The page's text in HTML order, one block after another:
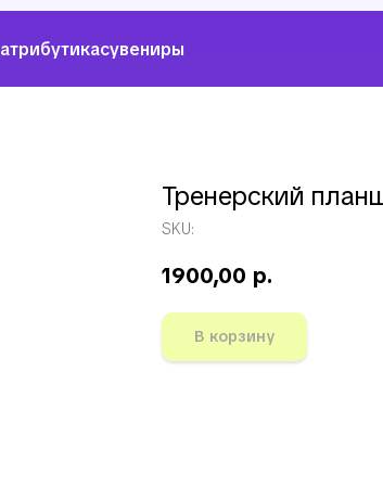
атрибутикасувениры
Тренерский
SKU:
1900,00 р.
В корзину